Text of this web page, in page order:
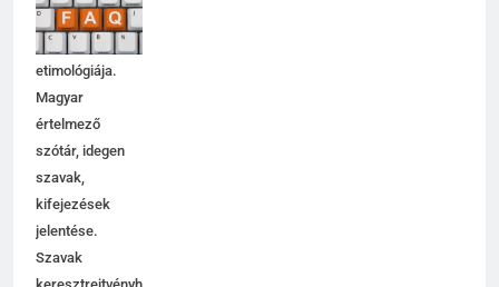
jelentése,
magyarázata,
használata,
etimológiája.
Magyar
értelmező
szótár, idegen
szavak,
kifejezések
jelentése.
Szavak